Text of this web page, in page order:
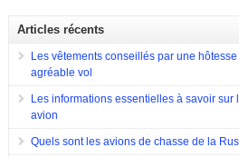
construit afin d’assurer les missions d’appui
forces terrestres. Il a été utilisé en 2009 lors
Eurocopter Tigre EC655
Articles récents
Les vêtements conseillés par une
agréable vol
Les informations essentielles à savoir sur
avion
Quels sont les avions de chasse de la